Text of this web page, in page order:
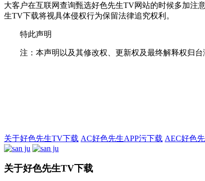
大客户在互联网查询甄选好色先生TV网站的时候多加注意
生TV下载将视具体侵权行为保留法律追究权利。
特此声明
注：本声明以及其修改权、更新权及最终解释权归
关于好色先生TV下载 AC好色先生APP污下载 AEC好色
关于好色先生TV下载